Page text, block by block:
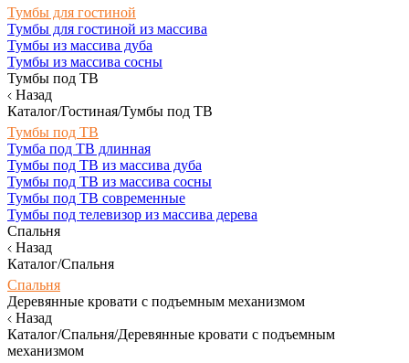
Тумбы для гостиной
Тумбы для гостиной из массива
Тумбы из массива дуба
Тумбы из массива сосны
Тумбы под ТВ
Назад
Каталог/Гостиная/Тумбы под ТВ
Тумбы под ТВ
Тумба под ТВ длинная
Тумбы под ТВ из массива дуба
Тумбы под ТВ из массива сосны
Тумбы под ТВ современные
Тумбы под телевизор из массива дерева
Спальня
Назад
Каталог/Спальня
Спальня
Деревянные кровати с подъемным механизмом
Назад
Каталог/Спальня/Деревянные кровати с подъемным
механизмом